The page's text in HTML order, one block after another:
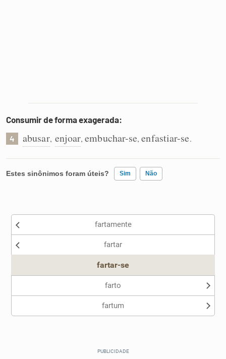
Consumir de forma exagerada:
4 abusar, enjoar,embuchar-se,enfastiar-se.
Estes sinônimos foram úteis? Sim Não
Nenhum dos sinônimos apresentados me ajudou
fartamente
fartar
fartar-se
farto
fartum